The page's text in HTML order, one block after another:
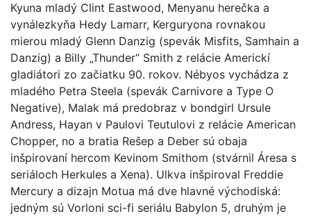
Kyuna mladý Clint Eastwood, Menyanu herečka a
vynálezkyňa Hedy Lamarr, Kerguryona rovnakou
mierou mladý Glenn Danzig (spevák Misfits, Samhain a
Danzig) a Billy „Thunder“ Smith z relácie Americkí
gladiátori zo začiatku 90. rokov. Nébyos vychádza z
mladého Petra Steela (spevák Carnivore a Type O
Negative), Malak má predobraz v bondgirl Ursule
Andress, Hayan v Paulovi Teutulovi z relácie American
Chopper, no a bratia Rešep a Deber sú obaja
inšpirovaní hercom Kevinom Smithom (stvárnil Áresa s
seriáloch Herkules a Xena). Ulkva inšpiroval Freddie
Mercury a dizajn Motua má dve hlavné východiská:
jedným sú Vorloni sci-fi seriálu Babylon 5, druhým je